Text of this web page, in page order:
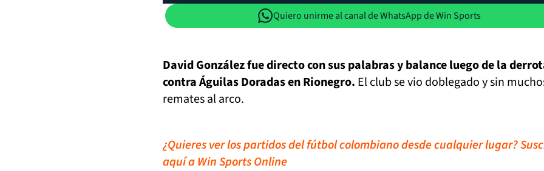
Quiero unirme al canal de WhatsApp de Win Sports
David González fue directo con sus palabras y balance luego de la
contra Águilas Doradas en Rionegro. El club se vio doblegado y sin
remates al arco.
¿Quieres ver los partidos del fútbol colombiano desde cualquier lugar?
aquí a Win Sports Online